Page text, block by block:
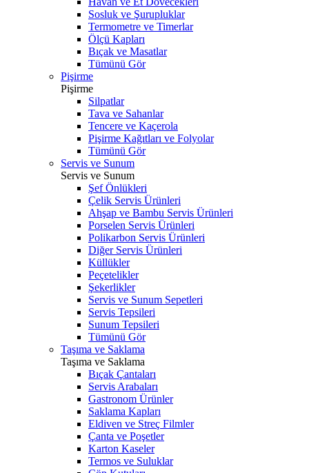
Sosluk ve Şurupluklar
Termometre ve Timerlar
Ölçü Kapları
Bıçak ve Masatlar
Tümünü Gör
Pişirme
Pişirme
Silpatlar
Tava ve Sahanlar
Tencere ve Kaçerola
Pişirme Kağıtları ve Folyolar
Tümünü Gör
Servis ve Sunum
Servis ve Sunum
Şef Önlükleri
Çelik Servis Ürünleri
Ahşap ve Bambu Servis Ürünleri
Porselen Servis Ürünleri
Polikarbon Servis Ürünleri
Diğer Servis Ürünleri
Küllükler
Peçetelikler
Şekerlikler
Servis ve Sunum Sepetleri
Servis Tepsileri
Sunum Tepsileri
Tümünü Gör
Taşıma ve Saklama
Taşıma ve Saklama
Bıçak Çantaları
Servis Arabaları
Gastronom Ürünler
Saklama Kapları
Eldiven ve Streç Filmler
Çanta ve Poşetler
Karton Kaseler
Termos ve Suluklar